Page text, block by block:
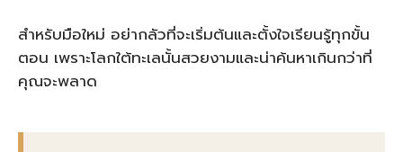
สำหรับมือใหม่ อย่ากลัวที่จะเริ่มต้นและตั้งใจเรียนรู้ทุกขั้น
ตอน เพราะโลกใต้ทะเลนั้นสวยงามและน่าค้นหาเกินกว่าที่
คุณจะพลาด